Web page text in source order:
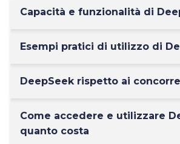
Capacità e funzionalità di
Esempi pratici di utilizzo di
DeepSeek rispetto ai
Come accedere e utilizzare
quanto costa